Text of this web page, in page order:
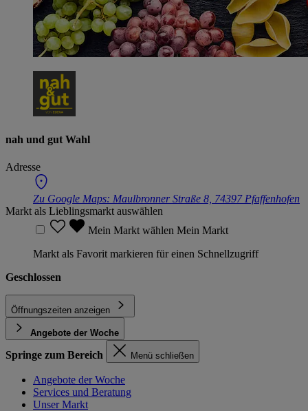
nah und gut Wahl
Adresse
Zu Google Maps: Maulbronner Straße 8, 74397 Pfaffenhofen
Markt als Lieblingsmarkt auswählen
Mein Markt wählen Mein Markt
Markt als Favorit markieren für einen Schnellzugriff
Geschlossen
Öffnungszeiten anzeigen
Angebote der Woche
Springe zum Bereich Menü schließen
Angebote der Woche
Services und Beratung
Unser Markt